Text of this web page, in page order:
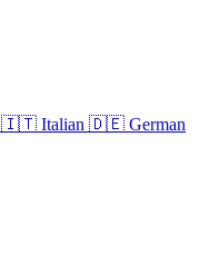
🇮🇹 Italian 🇩🇪 German